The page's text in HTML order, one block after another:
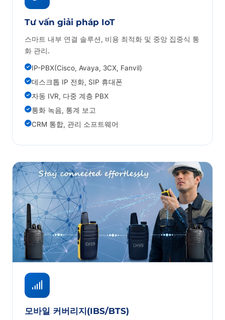
Tư vấn giải pháp IoT
스마트 내부 연결 솔루션, 비용 최적화 및 중앙 집중식 통
화 관리.
IP-PBX(Cisco, Avaya, 3CX, Fanvil)
데스크톱 IP 전화, SIP 휴대폰
자동 IVR, 다중 계층 PBX
통화 녹음, 통계 보고
CRM 통합, 관리 소프트웨어
모바일 커버리지(IBS/BTS)